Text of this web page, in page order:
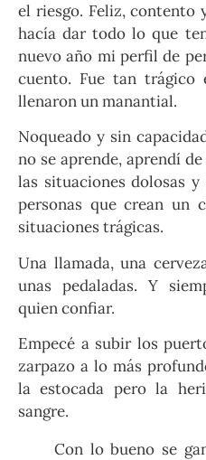
el riesgo. Feliz, contento
hacía dar todo lo que
nuevo año mi perfil de
cuento. Fue tan trágico
llenaron un manantial.
Noqueado y sin
no se aprende, aprendí
las situaciones dolosas
personas que crean un
situaciones trágicas.
Una llamada, una
unas pedaladas. Y
quien confiar.
Empecé a subir los
zarpazo a lo más
la estocada pero la
sangre.
Con lo bueno se